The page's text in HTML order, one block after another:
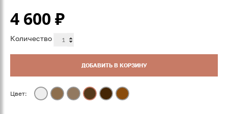
4 600₽
Количество
ДОБАВИТЬ В КОРЗИНУ
Цвет: